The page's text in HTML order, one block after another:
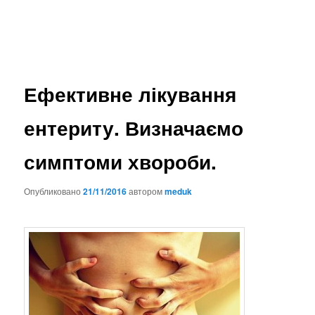
Ефективне лікування
ентериту. Визначаємо
симптоми хвороби.
Опубликовано21/11/2016авторомmeduk